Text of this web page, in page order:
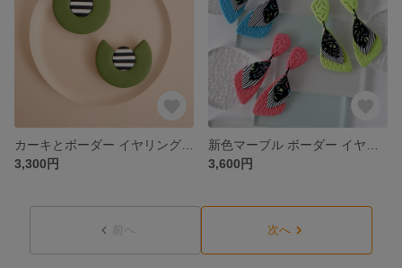
3,300円
3,600円
前へ 次へ